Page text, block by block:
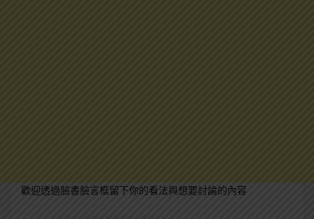
歡迎透過臉書臉言框留下你的看法與想要討論的內容